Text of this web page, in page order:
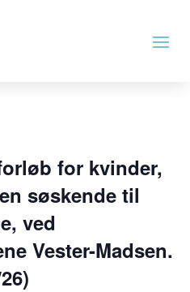
for kvinder,
søskende til
ved
Vester-Madsen.